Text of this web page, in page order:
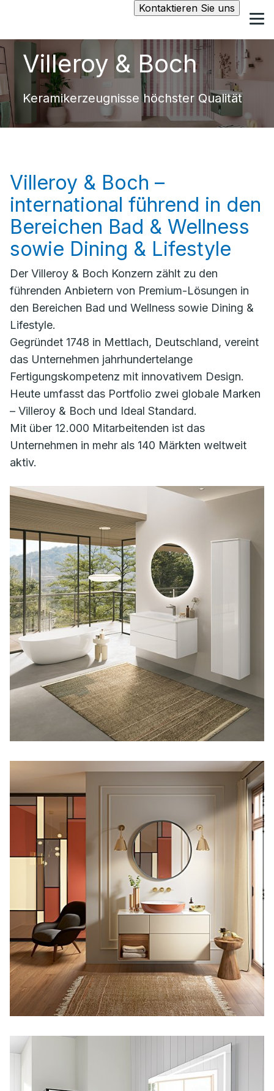
Kontaktieren Sie uns
Villeroy & Boch
Keramikerzeugnisse höchster Qualität
Villeroy & Boch –
international führend in den
Bereichen Bad & Wellness
sowie Dining & Lifestyle
Der Villeroy & Boch Konzern zählt zu den
führenden Anbietern von Premium-Lösungen in
den Bereichen Bad und Wellness sowie Dining &
Lifestyle.
Gegründet 1748 in Mettlach, Deutschland, vereint
das Unternehmen jahrhundertelange
Fertigungskompetenz mit innovativem Design.
Heute umfasst das Portfolio zwei globale Marken
– Villeroy & Boch und Ideal Standard.
Mit über 12.000 Mitarbeitenden ist das
Unternehmen in mehr als 140 Märkten weltweit
aktiv.